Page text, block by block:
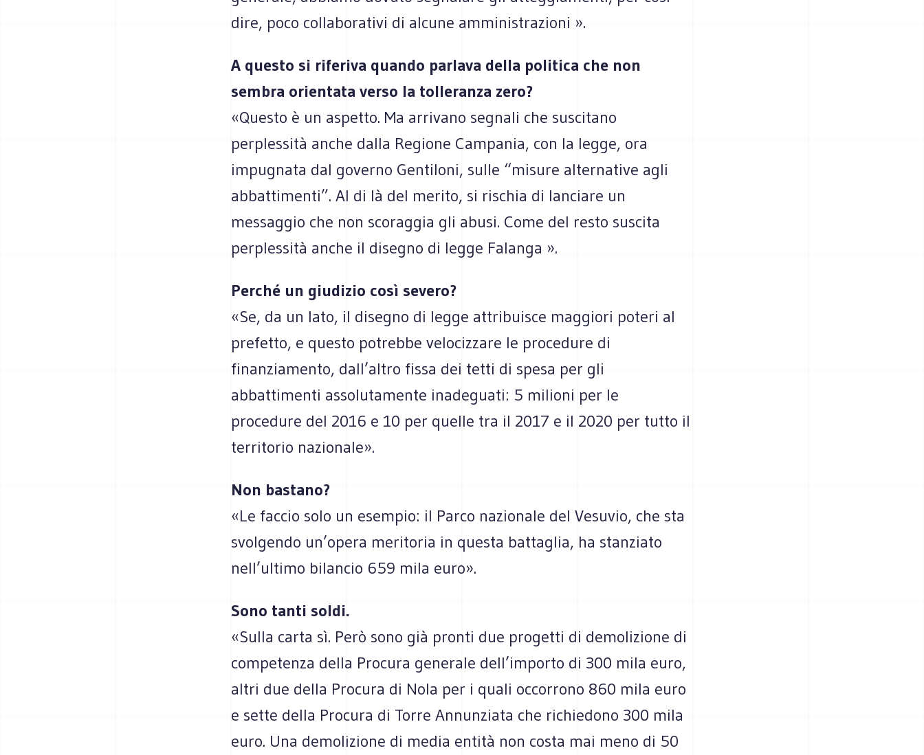
dire, poco collaborativi di alcune amministrazioni ».
A questo si riferiva quando parlava della politica che non
sembra orientata verso la tolleranza zero?
«Questo è un aspetto. Ma arrivano segnali che suscitano
perplessità anche dalla Regione Campania, con la legge, ora
impugnata dal governo Gentiloni, sulle “misure alternative agli
abbattimenti”. Al di là del merito, si rischia di lanciare un
messaggio che non scoraggia gli abusi. Come del resto suscita
perplessità anche il disegno di legge Falanga ».
Perché un giudizio così severo?
«Se, da un lato, il disegno di legge attribuisce maggiori poteri al
prefetto, e questo potrebbe velocizzare le procedure di
finanziamento, dall’altro fissa dei tetti di spesa per gli
abbattimenti assolutamente inadeguati: 5 milioni per le
procedure del 2016 e 10 per quelle tra il 2017 e il 2020 per tutto il
territorio nazionale».
Non bastano?
«Le faccio solo un esempio: il Parco nazionale del Vesuvio, che sta
svolgendo un’opera meritoria in questa battaglia, ha stanziato
nell’ultimo bilancio 659 mila euro».
Sono tanti soldi.
«Sulla carta sì. Però sono già pronti due progetti di demolizione di
competenza della Procura generale dell’importo di 300 mila euro,
altri due della Procura di Nola per i quali occorrono 860 mila euro
e sette della Procura di Torre Annunziata che richiedono 300 mila
euro. Una demolizione di media entità non costa mai meno di 50